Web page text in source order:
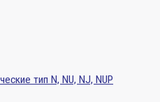
тип N, NU, NJ, NUP